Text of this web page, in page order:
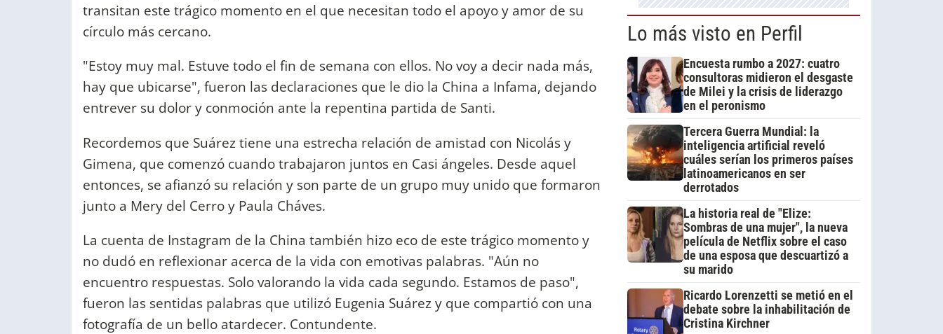
transitan este trágico momento en el que necesitan todo el apoyo y amor de su
círculo más cercano.
"Estoy muy mal. Estuve todo el fin de semana con ellos. No voy a decir nada más,
hay que ubicarse", fueron las declaraciones que le dio la China a Infama, dejando
entrever su dolor y conmoción ante la repentina partida de Santi.
Recordemos que Suárez tiene una estrecha relación de amistad con Nicolás y
Gimena, que comenzó cuando trabajaron juntos en Casi ángeles. Desde aquel
entonces, se afianzó su relación y son parte de un grupo muy unido que formaron
junto a Mery del Cerro y Paula Cháves.
La cuenta de Instagram de la China también hizo eco de este trágico momento y
no dudó en reflexionar acerca de la vida con emotivas palabras. "Aún no
encuentro respuestas. Solo valorando la vida cada segundo. Estamos de paso",
fueron las sentidas palabras que utilizó Eugenia Suárez y que compartió con una
fotografía de un bello atardecer. Contundente.
Lo más visto en Perfil
Encuesta rumbo a 2027: cuatro
consultoras midieron el desgaste
de Milei y la crisis de liderazgo
en el peronismo
Tercera Guerra Mundial: la
inteligencia artificial reveló
cuáles serían los primeros países
latinoamericanos en ser
derrotados
La historia real de "Elize:
Sombras de una mujer", la nueva
película de Netflix sobre el caso
de una esposa que descuartizó a
su marido
Ricardo Lorenzetti se metió en el
debate sobre la inhabilitación de
Cristina Kirchner